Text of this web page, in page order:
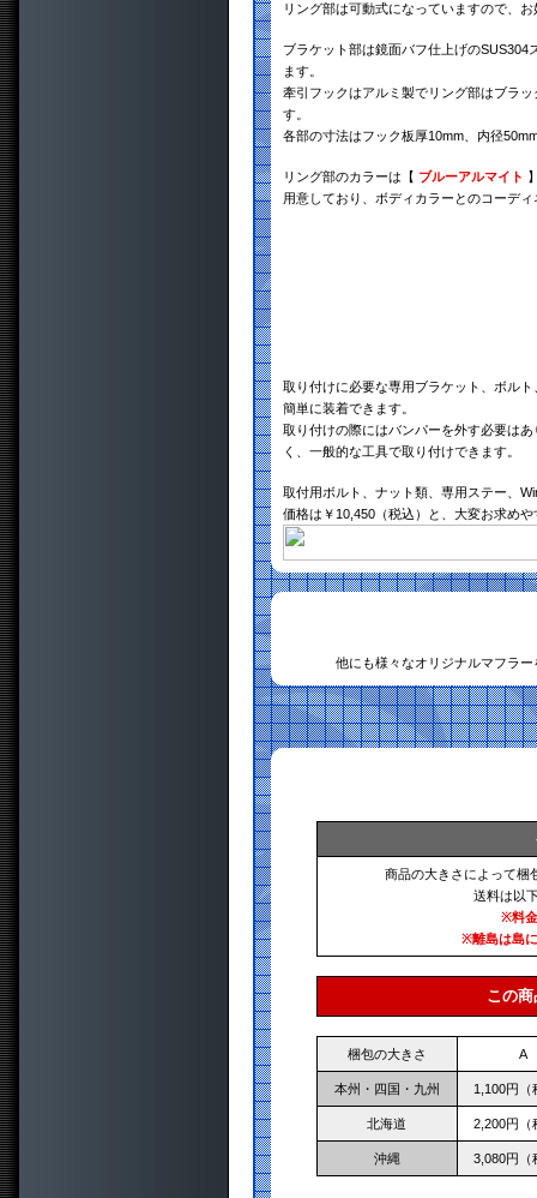
リング部は可動式になっていますので、
ブラケット部は鏡面バフ仕上げの
ます。
牽引フックはアルミ製でリング部はブラ
す。
各部の寸法はフック板厚10mm、内径
リング部のカラーは【 ブルーアルマイト
用意しており、ボディカラーとのコーデ
取り付けに必要な専用ブラケット、ボル
簡単に装着できます。
取り付けの際にはバンパーを外す必要は
く、一般的な工具で取り付けできます。
取付用ボルト、ナット類、専用ステー、
価格は￥10,450（税込）と、大変お求め
他にも様々なオリジナルマフラ
商品の大きさによって梱
送料は以
※料
※離島は島
この
梱包の大きさ A
本州・四国・九州 1,100円（
北海道 2,200円（
沖縄 3,080円（